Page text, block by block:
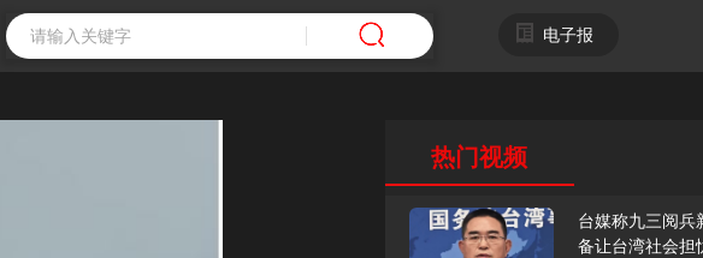
电子报
热门视频
台媒称九三阅兵
备让台湾社会担